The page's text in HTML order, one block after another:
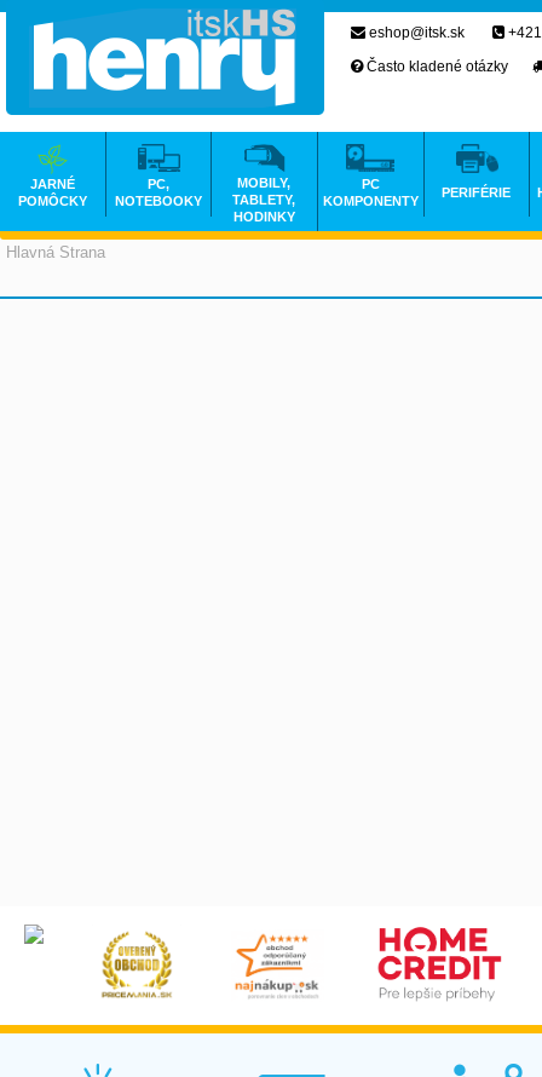
Hlavná Strana
eshop@itsk.sk
Často kladené otázky
JARNÉ
POMÔCKY
PC,
NOTEBOOKY
MOBILY,
TABLETY,
HODINKY
PC
KOMPONENTY
PERIFÉRIE